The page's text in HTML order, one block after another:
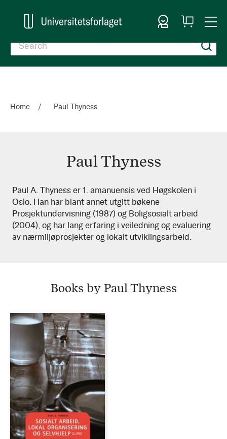
Sign In
My
Cart
Home Paul Thyness
Paul Thyness
Paul
Thyness
Paul A. Thyness er 1. amanuensis ved Høgskolen i
Oslo. Han har blant annet utgitt bøkene
Prosjektundervisning (1987) og Boligsosialt arbeid
(2004), og har lang erfaring i veiledning og evaluering
av nærmiljøprosjekter og lokalt utviklingsarbeid.
Books by Paul Thyness